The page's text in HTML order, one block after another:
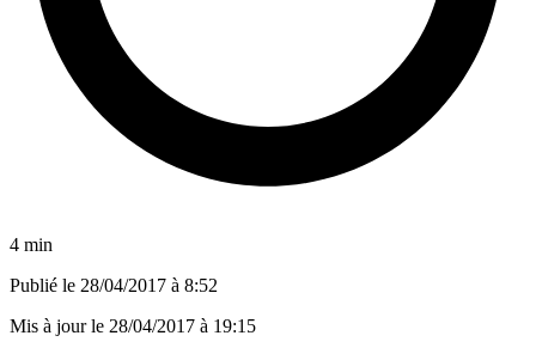
4 min
Publié le 28/04/2017 à 8:52
Mis à jour le 28/04/2017 à 19:15